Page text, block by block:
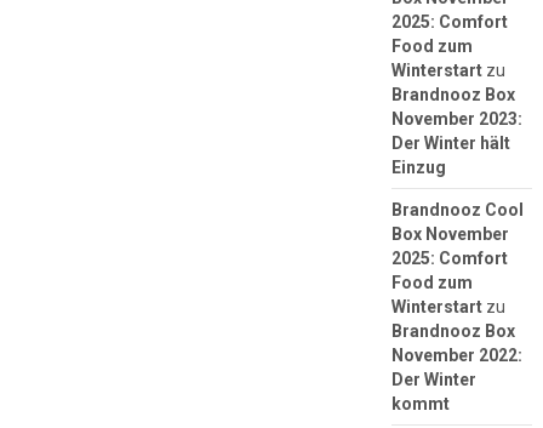
2025: Comfort
Food zum
Winterstartzu
Brandnooz Box
November 2023:
Der Winter hält
Einzug
Brandnooz Cool
Box November
2025: Comfort
Food zum
Winterstartzu
Brandnooz Box
November 2022:
Der Winter
kommt